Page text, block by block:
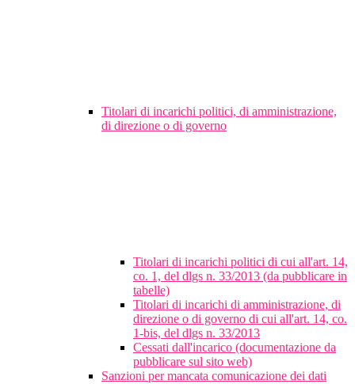
Titolari di incarichi politici, di amministrazione,
di direzione o di governo
Titolari di incarichi politici di cui all'art. 14,
co. 1, del dlgs n. 33/2013 (da pubblicare in
tabelle)
Titolari di incarichi di amministrazione, di
direzione o di governo di cui all'art. 14, co.
1-bis, del dlgs n. 33/2013
Cessati dall'incarico (documentazione da
pubblicare sul sito web)
Sanzioni per mancata comunicazione dei dati